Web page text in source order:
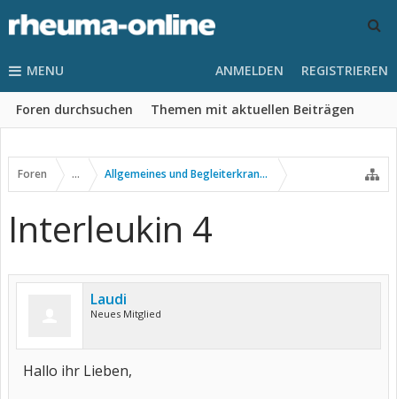
MENU
Foren durchsuchen Themen mit aktuellen Beiträgen
ANMELDEN REGISTRIEREN
Foren ... Allgemeines und Begleiterkrankungen
Interleukin 4
Laudi
Neues Mitglied
Hallo ihr Lieben,